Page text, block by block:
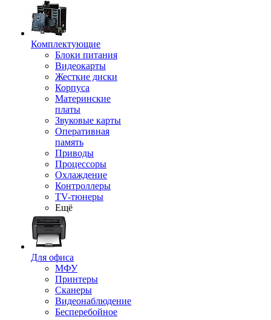
Комплектующие
Блоки питания
Видеокарты
Жесткие диски
Корпуса
Материнские
платы
Звуковые карты
Оперативная
память
Приводы
Процессоры
Охлаждение
Контроллеры
TV-тюнеры
Ещё
Для офиса
МФУ
Принтеры
Сканеры
Видеонаблюдение
Бесперебойное